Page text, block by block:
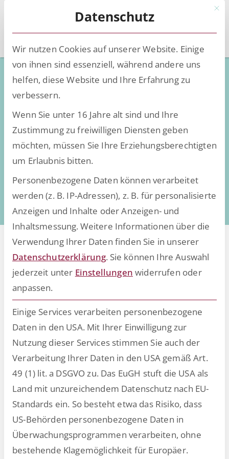
Wie man dem
Fachkräftemangel im HR-
Bereich begegnen kann
Es gibt vielfältige Möglichkeiten,
Arbeit effizienter zu gestalten.
Um dem Fachkräftemangel zu
begegnen, reicht es jedoch nicht
aus, Prozesse mit Hilfe neuer
Technologien lediglich „besser“ zu
machen.
Startseite»HR-Ratgeber»Wie man dem
Fachkräftemangel im HR-Bereich begegnen kann
Mit
Datenschutz
Wir nutzen Cookies auf unserer Website. Einige
von ihnen sind essenziell, während andere uns
helfen, diese Website und Ihre Erfahrung zu
verbessern.
Wenn Sie unter 16 Jahre alt sind und Ihre
Zustimmung zu freiwilligen Diensten geben
möchten, müssen Sie Ihre Erziehungsberechtigten
um Erlaubnis bitten.
Personenbezogene Daten können verarbeitet
werden (z. B. IP-Adressen), z. B. für personalisierte
Anzeigen und Inhalte oder Anzeigen- und
Inhaltsmessung. Weitere Informationen über die
Verwendung Ihrer Daten finden Sie in unserer
Datenschutzerklärung. Sie können Ihre Auswahl
jederzeit unter Einstellungen widerrufen oder
anpassen.
Einige Services verarbeiten personenbezogene
Daten in den USA. Mit Ihrer Einwilligung zur
Nutzung dieser Services stimmen Sie auch der
Verarbeitung Ihrer Daten in den USA gemäß Art.
49 (1) lit. a DSGVO zu. Das EuGH stuft die USA als
Land mit unzureichendem Datenschutz nach EU-
Standards ein. So besteht etwa das Risiko, dass
US-Behörden personenbezogene Daten in
Überwachungsprogrammen verarbeiten, ohne
bestehende Klagemöglichkeit für Europäer.